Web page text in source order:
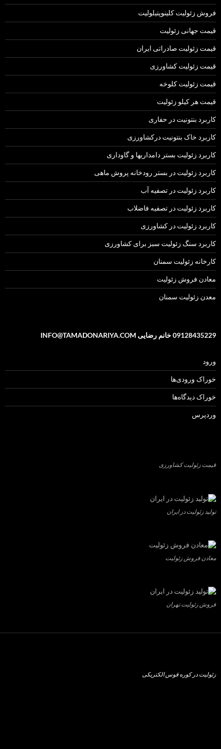
فروش زئولیت کلینوپتیلولیت
قیمت جهانی زئولیت
قیمت زئولیت صادراتی ایران
قیمت زئولیت کشاورزی
قیمت زئولیت کلوخه
قیمت هر کیلو زئولیت
کاربرد بنتونیت در حفاری
کاربرد خاک بنتونیت درکشاورزی
کاربرد زئولیت بستر دامداریها و گاوداری
کاربرد زئولیت در بستر رودخانه پروش ماهی
کاربرد زئولیت در تصفیه آب
کاربرد زئولیت در تصفیه فاضلاب
کاربرد زئولیت در کشاورزی
کاربرد سنگ زئولیت سبز برای کشاورزی
کارخانه زئولیت سمنان
معادن فروش زئولیت
معدن زئولیت سمنان
09128435229 خانم رضایی INFO@TAMADONARIYA.COM
ورود
خوراک ورودی‌ها
خوراک دیدگاه‌ها
وردپرس
قیمت زئولیت کشاورزی
تولید زئولیت در ایران
معادن فروش زئولیت
فروش زئولیت تهران
زئولیت در کوره قوس الکتریکی